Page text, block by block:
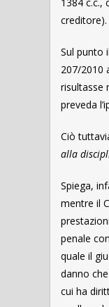
creditore).
Sul punto
207/2010
risultasse
preveda
Ciò
alla
Spiega,
mentre il
penale
quale il
danno
cui ha